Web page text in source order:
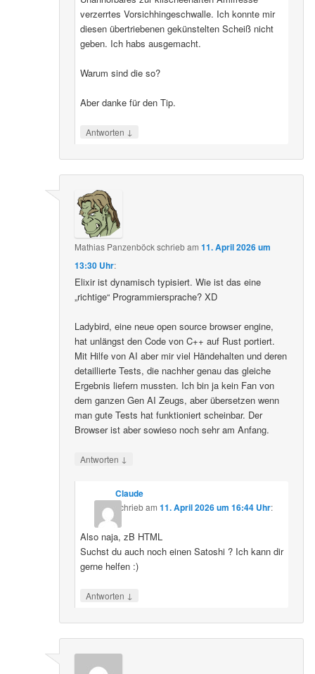
verzerrtes Vorsichhingeschwalle. Ich konnte mir
diesen übertriebenen gekünstelten Scheiß nicht
geben. Ich habs ausgemacht.
Warum sind die so?
Aber danke für den Tip.
Antworten ↓
Mathias Panzenböckschriebam11. April 2026 um
13:30 Uhr:
Elixir ist dynamisch typisiert. Wie ist das eine
„richtige“ Programmiersprache? XD
Ladybird, eine neue open source browser engine,
hat unlängst den Code von C++ auf Rust portiert.
Mit Hilfe von AI aber mir viel Händehalten und deren
detaillierte Tests, die nachher genau das gleiche
Ergebnis liefern mussten. Ich bin ja kein Fan von
dem ganzen Gen AI Zeugs, aber übersetzen wenn
man gute Tests hat funktioniert scheinbar. Der
Browser ist aber sowieso noch sehr am Anfang.
Antworten ↓
Claude
schriebam 11. April 2026 um 16:44 Uhr:
Also naja, zB HTML
Suchst du auch noch einen Satoshi ? Ich kann dir
gerne helfen :)
Antworten ↓